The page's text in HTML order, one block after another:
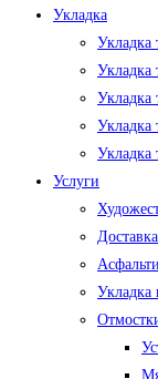
Укладка
Укладка
Укладка
Укладка
Укладка
Укладка
Услуги
Укладка